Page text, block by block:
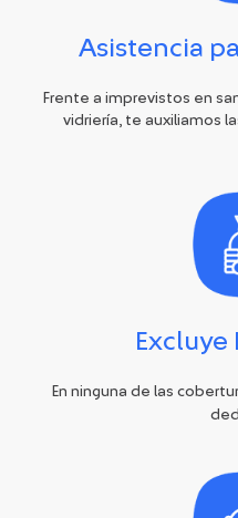
Asistencia
Frente a imprevistos en
vidriería, te auxiliamos
En ninguna de las